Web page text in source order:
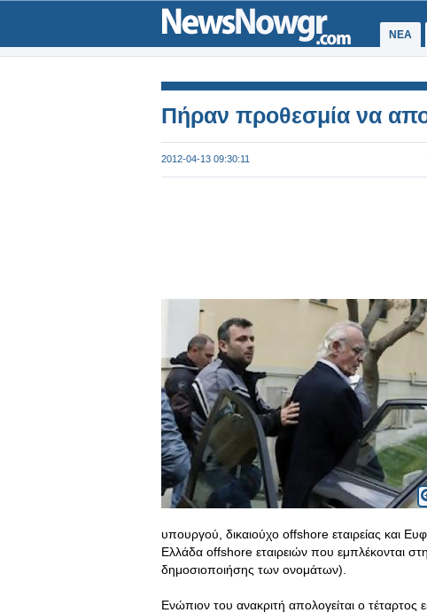
ΝΕΑ
Πήραν προθεσμία να
2012-04-13 09:30:11
υπουργού, δικαιούχο offshore εταιρείας και
Ελλάδα offshore εταιρειών που εμπλέκονται
δημοσιοποιήσης των ονομάτων).
Ενώπιον του ανακριτή απολογείται ο